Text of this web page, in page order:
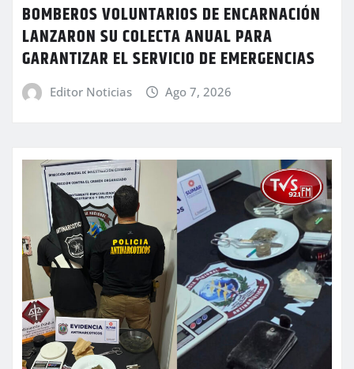
BOMBEROS VOLUNTARIOS DE ENCARNACIÓN
LANZARON SU COLECTA ANUAL PARA
GARANTIZAR EL SERVICIO DE EMERGENCIAS
Editor Noticias Ago 7, 2026